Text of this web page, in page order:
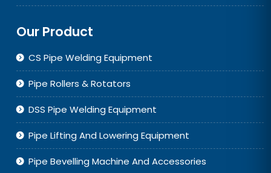
Our Product
CS Pipe Welding Equipment
Pipe Rollers & Rotators
DSS Pipe Welding Equipment
Pipe Lifting And Lowering Equipment
Pipe Bevelling Machine And Accessories